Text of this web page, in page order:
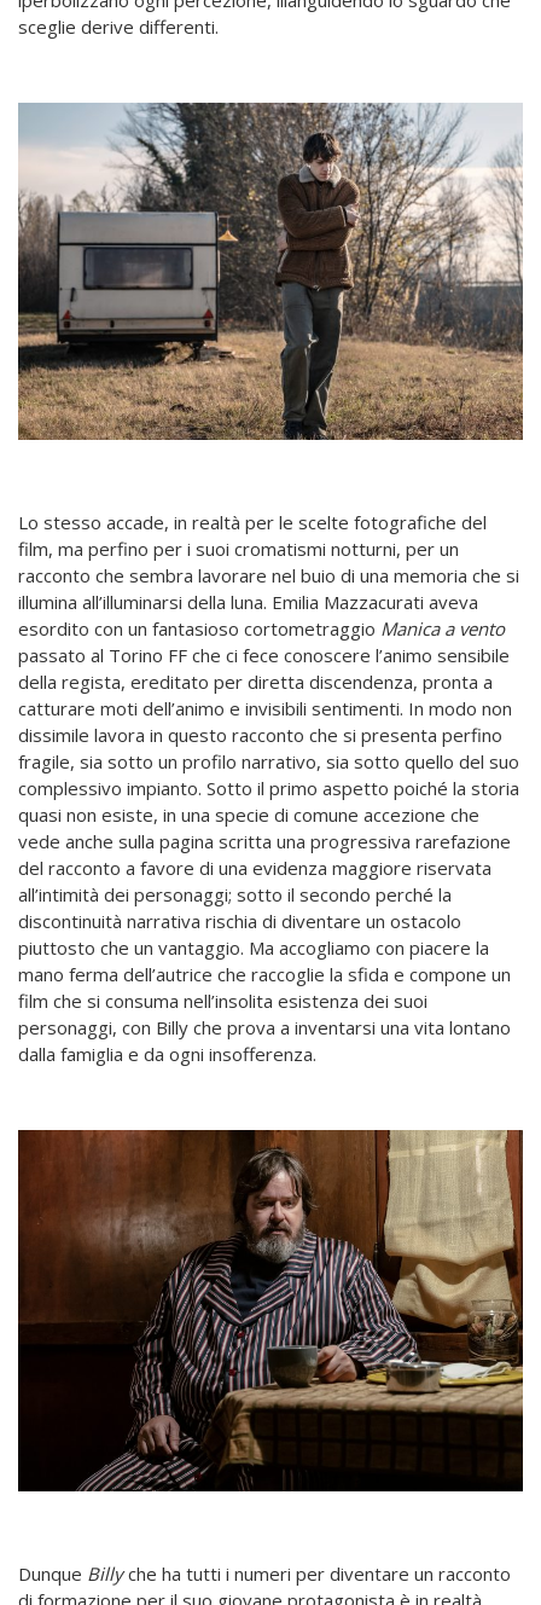
sceglie derive differenti.
Lo stesso accade, in realtà per le scelte fotografiche del
film, ma perfino per i suoi cromatismi notturni, per un
racconto che sembra lavorare nel buio di una memoria che si
illumina all’illuminarsi della luna. Emilia Mazzacurati aveva
esordito con un fantasioso cortometraggio Manica a vento
passato al Torino FF che ci fece conoscere l’animo sensibile
della regista, ereditato per diretta discendenza, pronta a
catturare moti dell’animo e invisibili sentimenti. In modo non
dissimile lavora in questo racconto che si presenta perfino
fragile, sia sotto un profilo narrativo, sia sotto quello del suo
complessivo impianto. Sotto il primo aspetto poiché la storia
quasi non esiste, in una specie di comune accezione che
vede anche sulla pagina scritta una progressiva rarefazione
del racconto a favore di una evidenza maggiore riservata
all’intimità dei personaggi; sotto il secondo perché la
discontinuità narrativa rischia di diventare un ostacolo
piuttosto che un vantaggio. Ma accogliamo con piacere la
mano ferma dell’autrice che raccoglie la sfida e compone un
film che si consuma nell’insolita esistenza dei suoi
personaggi, con Billy che prova a inventarsi una vita lontano
dalla famiglia e da ogni insofferenza.
Dunque Billyche ha tutti i numeri per diventare un racconto
di formazione per il suo giovane protagonista è in realtà